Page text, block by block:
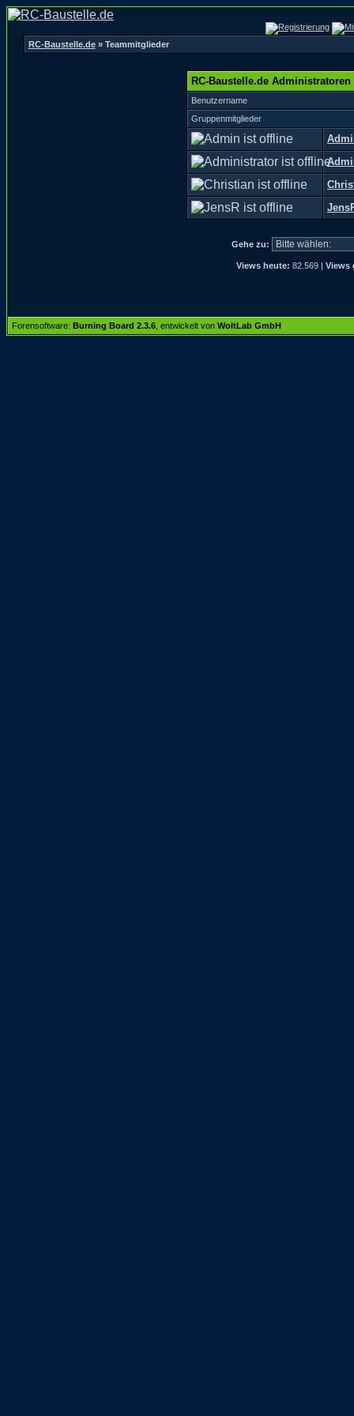
RC-Baustelle.de» Teammitglieder
RC-Baustelle.de Administratoren
Benutzername
Gruppenmitglieder
Gehe zu:
Views heute: 82.569 | Views
Forensoftware: Burning Board 2.3.6 , entwickelt von WoltLab GmbH